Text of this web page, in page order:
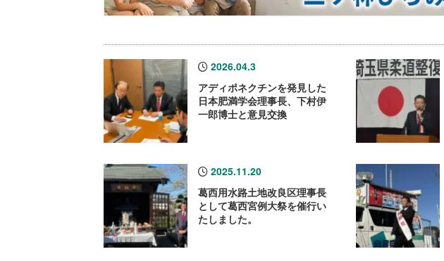
2026.04.3
アディポネクチンを発見した
日本肥満学会理事長、下村伊
一郎博士と意見交換
2025.11.20
葛西用水路土地改良区理事長
として葛西宮例大祭を催行い
たしました。